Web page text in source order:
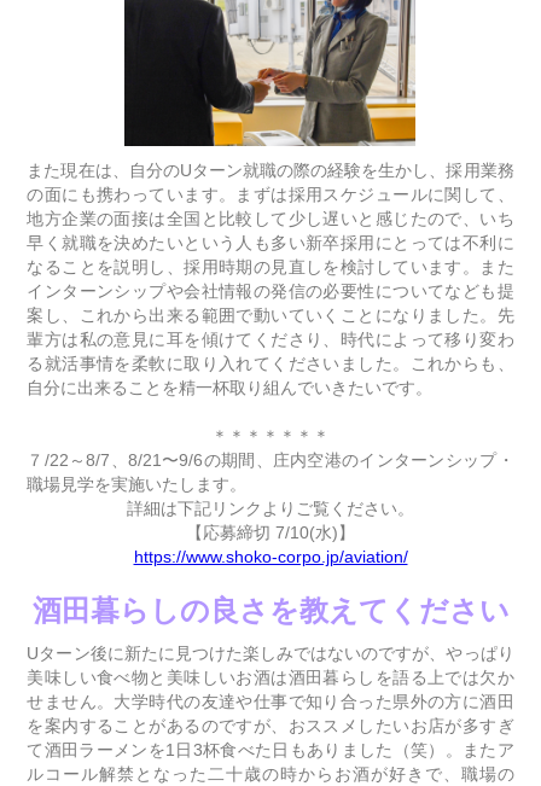
また現在は、自分のUターン就職の際の経験を生かし、採用業務
の面にも携わっています。まずは採用スケジュールに関して、
地方企業の面接は全国と比較して少し遅いと感じたので、いち
早く就職を決めたいという人も多い新卒採用にとっては不利に
なることを説明し、採用時期の見直しを検討しています。また
インターンシップや会社情報の発信の必要性についてなども提
案し、これから出来る範囲で動いていくことになりました。先
輩方は私の意見に耳を傾けてくださり、時代によって移り変わ
る就活事情を柔軟に取り入れてくださいました。これからも、
自分に出来ることを精一杯取り組んでいきたいです。
＊＊＊＊＊＊＊
７/22～8/7、8/21〜9/6の期間、庄内空港のインターンシップ・
職場見学を実施いたします。
詳細は下記リンクよりご覧ください。
【応募締切 7/10(水)】
https://www.shoko-corpo.jp/aviation/
酒田暮らしの良さを教えてください
Uターン後に新たに見つけた楽しみではないのですが、やっぱり
美味しい食べ物と美味しいお酒は酒田暮らしを語る上では欠か
せません。大学時代の友達や仕事で知り合った県外の方に酒田
を案内することがあるのですが、おススメしたいお店が多すぎ
て酒田ラーメンを1日3杯食べた日もありました（笑）。またア
ルコール解禁となった二十歳の時からお酒が好きで、職場の